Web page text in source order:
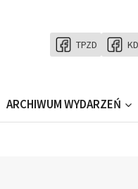
TPZD
ARCHIWUM WYDARZEŃ